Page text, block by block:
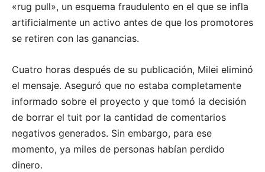
«rug pull», un esquema fraudulento en el que se infla
artificialmente un activo antes de que los promotores
se retiren con las ganancias.
Cuatro horas después de su publicación, Milei eliminó
el mensaje. Aseguró que no estaba completamente
informado sobre el proyecto y que tomó la decisión
de borrar el tuit por la cantidad de comentarios
negativos generados. Sin embargo, para ese
momento, ya miles de personas habían perdido
dinero.